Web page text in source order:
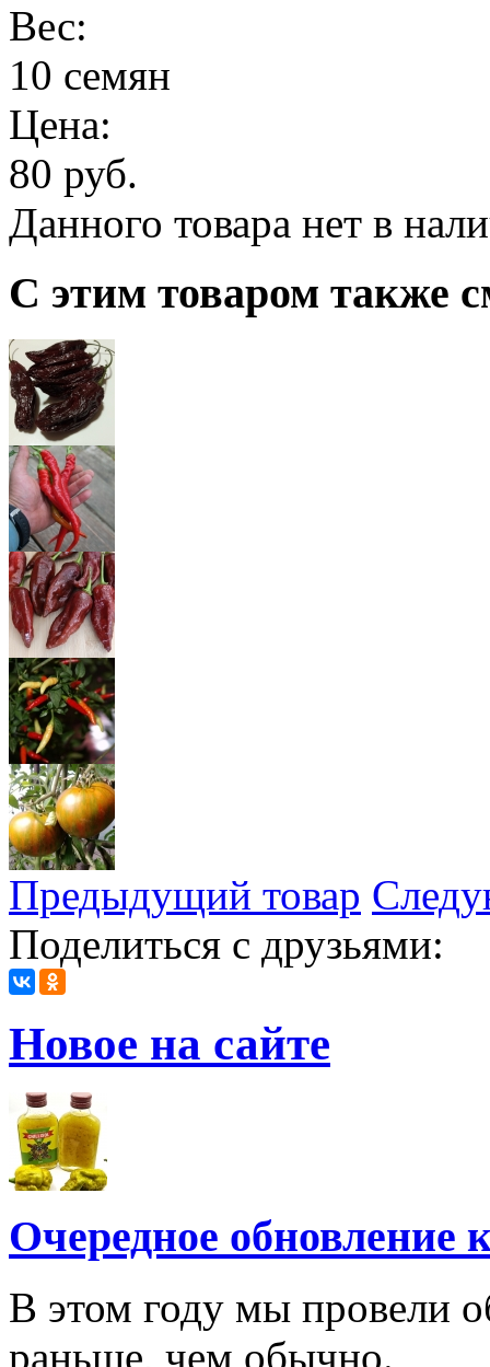
Вес:
10 семян
Цена:
80 руб.
Данного товара нет в
С этим товаром также
Предыдущий товар
Поделиться с друзьями:
Новое на сайте
Очередное обновление
В этом году мы провели
раньше, чем обычно.